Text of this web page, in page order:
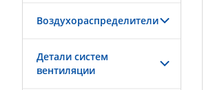
Воздухораспределители
Детали систем
вентиляции